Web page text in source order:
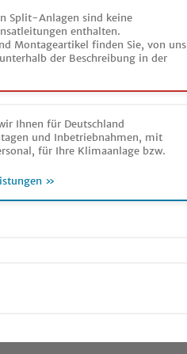
Split-Anlagen sind keine
enthalten.
Montageartikel finden Sie, von uns
der Beschreibung in der
Ihnen für Deutschland
und Inbetriebnahmen, mit
für Ihre Klimaanlage bzw.
»